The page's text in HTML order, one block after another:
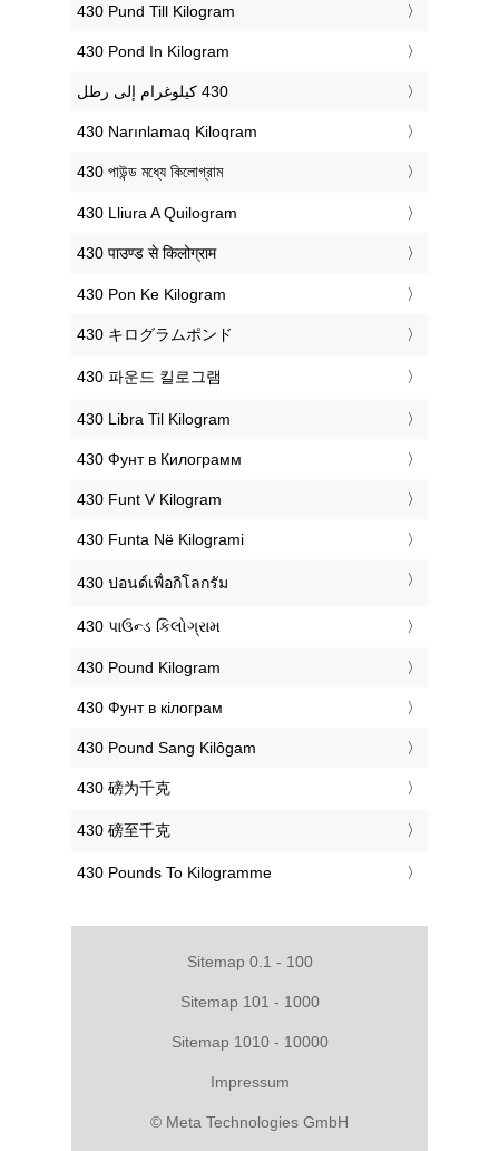
‎430 Pund Till Kilogram
‎430 Pond In Kilogram
‎430 Narınlamaq Kiloqram
‎430 পাউন্ড মধ্যে কিলোগ্রাম
‎430 Lliura A Quilogram
‎430 पाउण्ड से किलोग्राम
‎430 Pon Ke Kilogram
‎430 キログラムポンド
‎430 파운드 킬로그램
‎430 Libra Til Kilogram
‎430 Фунт в Килограмм
‎430 Funt V Kilogram
‎430 Funta Në Kilogrami
‎430 ปอนด์เพื่อกิโลกรัม
‎430 પાઉન્ડ કિલોગ્રામ
‎430 Pound Kilogram
‎430 Фунт в кілограм
‎430 Pound Sang Kilôgam
‎430 磅为千克
‎430 磅至千克
‎430 Pounds To Kilogramme
Sitemap 0.1 - 100
Sitemap 101 - 1000
Sitemap 1010 - 10000
Impressum
© Meta Technologies GmbH